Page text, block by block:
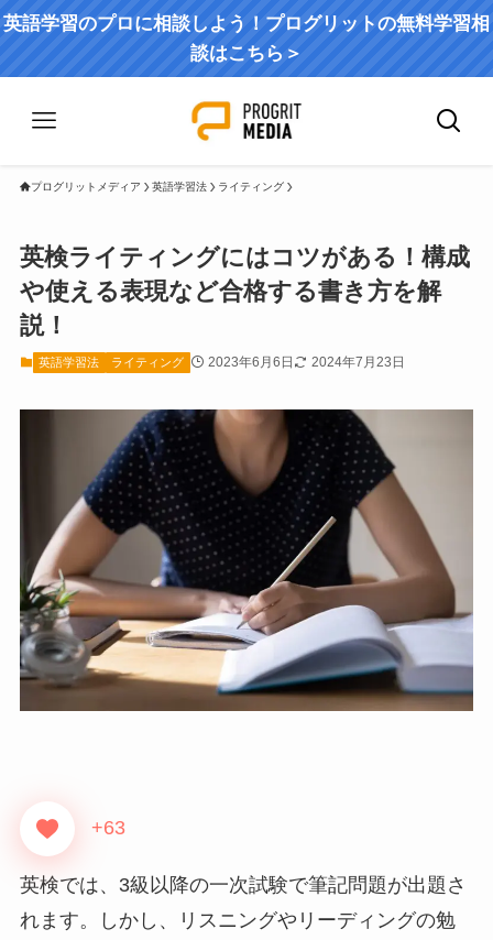
英語学習のプロに相談しよう！プログリットの無料学習相
談はこちら＞
プログリットメディア 英語学習法 ライティング
英検ライティングにはコツがある！構成
や使える表現など合格する書き方を解
説！
英語学習法 ライティング 2023年6月6日 2024年7月23日
+63
英検では、3級以降の一次試験で筆記問題が出題さ
れます。しかし、リスニングやリーディングの勉